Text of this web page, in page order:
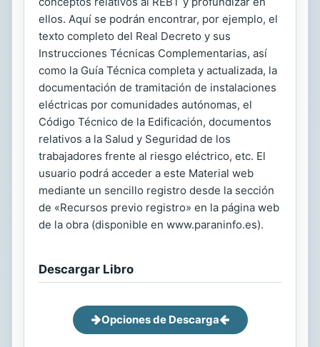
ellos. Aquí se podrán encontrar, por ejemplo, el
texto completo del Real Decreto y sus
Instrucciones Técnicas Complementarias, así
como la Guía Técnica completa y actualizada, la
documentación de tramitación de instalaciones
eléctricas por comunidades autónomas, el
Código Técnico de la Edificación, documentos
relativos a la Salud y Seguridad de los
trabajadores frente al riesgo eléctrico, etc. El
usuario podrá acceder a este Material web
mediante un sencillo registro desde la sección
de «Recursos previo registro» en la página web
de la obra (disponible en www.paraninfo.es).
Descargar Libro
Opciones de Descarga